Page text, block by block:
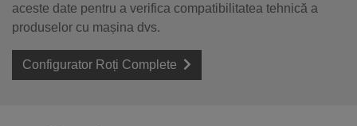
aceste date pentru a verifica compatibilitatea tehnică a
produselor cu mașina dvs.
Configurator Roți Complete